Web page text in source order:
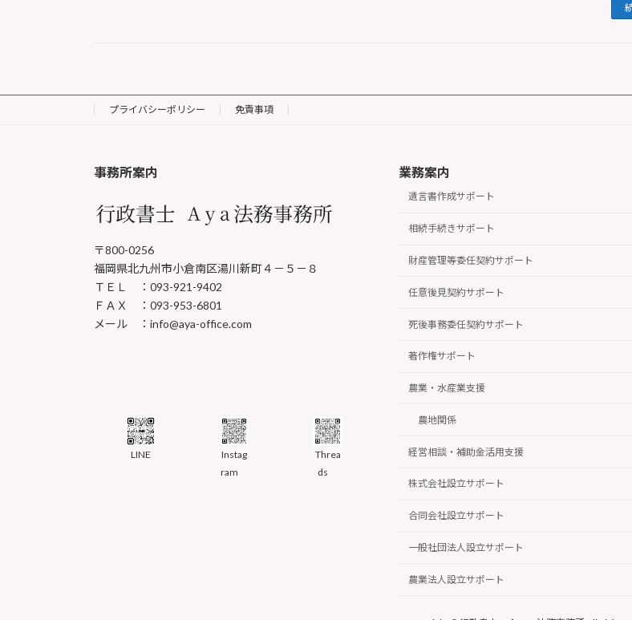
プライバシーポリシー 免責事項
事務所案内
〒800-0256
福岡県北九州市小倉南区湯川新町４－５－８
ＴＥＬ ：093-921-9402
ＦＡＸ ：093-953-6801
メール ：info@aya-office.com
LINE
Instag
ram
Threa
ds
業務案内
遺言書作成サポート
相続手続きサポート
財産管理等委任契約サポート
任意後見契約サポート
死後事務委任契約サポート
著作権サポート
農業・水産業支援
農地関係
経営相談・補助金活用支援
株式会社設立サポート
合同会社設立サポート
一般社団法人設立サポート
農業法人設立サポート